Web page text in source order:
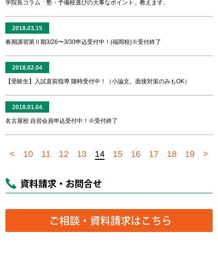
学院長コラム「塾・予備校選びの大事なポイント」教えます。
2018.03.15
春期講習第Ⅱ期3/26〜3/30申込受付中！(福岡校)※受付終了
2018.02.04
【受験生】入試直前指導 随時受付中！（小論文、面接対策のみもOK）
2018.01.04
名古屋校 自習会員申込受付中！※受付終了
< 10 11 12 13 14 15 16 17 18 19 >